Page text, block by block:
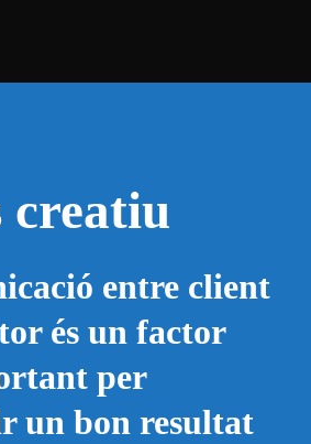
creatiu
entre client
és un factor
per
un bon resultat